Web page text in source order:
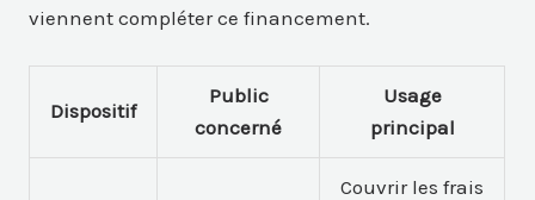
viennent compléter ce financement.
Dispositif
Public
concerné
Usage
principal
Couvrir les frais